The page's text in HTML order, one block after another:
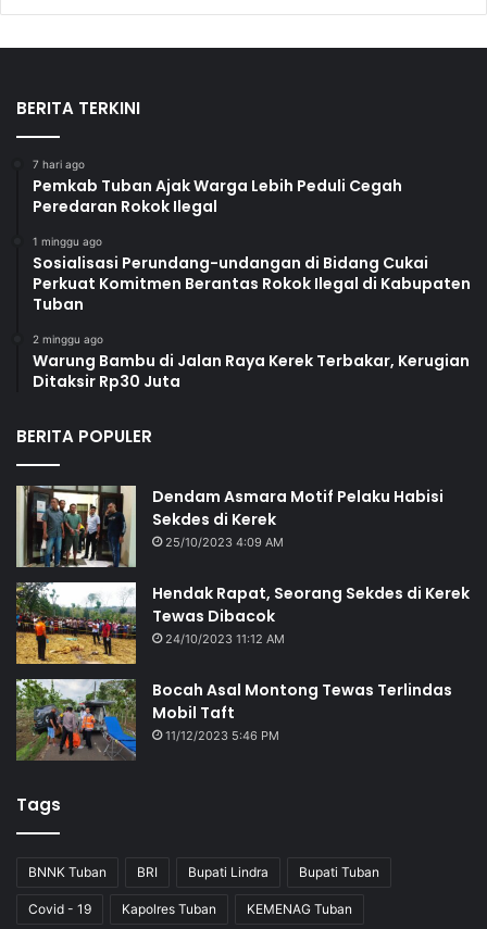
BERITA TERKINI
7 hari ago
Pemkab Tuban Ajak Warga Lebih Peduli Cegah
Peredaran Rokok Ilegal
1 minggu ago
Sosialisasi Perundang-undangan di Bidang Cukai
Perkuat Komitmen Berantas Rokok Ilegal di Kabupaten
Tuban
2 minggu ago
Warung Bambu di Jalan Raya Kerek Terbakar, Kerugian
Ditaksir Rp30 Juta
BERITA POPULER
Dendam Asmara Motif Pelaku Habisi
Sekdes di Kerek
25/10/2023 4:09 AM
Hendak Rapat, Seorang Sekdes di Kerek
Tewas Dibacok
24/10/2023 11:12 AM
Bocah Asal Montong Tewas Terlindas
Mobil Taft
11/12/2023 5:46 PM
Tags
BNNK Tuban BRI Bupati Lindra Bupati Tuban
Covid - 19 Kapolres Tuban KEMENAG Tuban